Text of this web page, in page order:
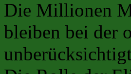
Die Millionen
bleiben bei der